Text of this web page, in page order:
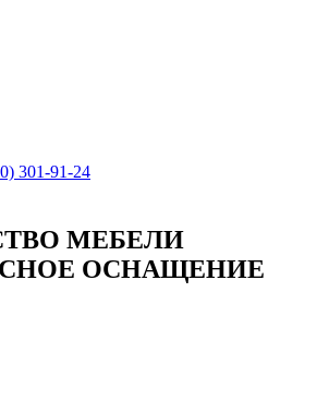
301‑91‑24
МЕБЕЛИ
ОСНАЩЕНИЕ